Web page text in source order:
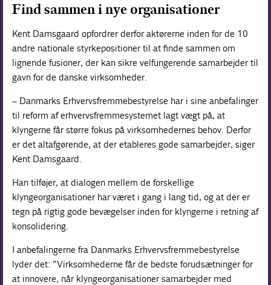
Find sammen i nye organisationer
Kent Damsgaard opfordrer derfor aktørerne inden for de 10
andre nationale styrkepositioner til at finde sammen om
lignende fusioner, der kan sikre velfungerende samarbejder til
gavn for de danske virksomheder.
– Danmarks Erhvervsfremmebestyrelse har i sine anbefalinger
til reform af erhvervsfremmesystemet lagt vægt på, at
klyngerne får større fokus på virksomhedernes behov. Derfor
er det altafgørende, at der etableres gode samarbejder, siger
Kent Damsgaard.
Han tilføjer, at dialogen mellem de forskellige
klyngeorganisationer har været i gang i lang tid, og at der er
tegn på rigtig gode bevægelser inden for klyngerne i retning af
konsolidering.
I anbefalingerne fra Danmarks Erhvervsfremmebestyrelse
lyder det: ”Virksomhederne får de bedste forudsætninger for
at innovere, når klyngeorganisationer samarbejder med